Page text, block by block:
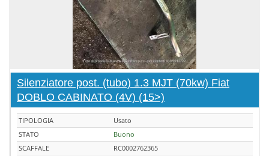
Silenziatore post. (tubo) 1.3 MJT (70kw) Fiat
DOBLO CABINATO (4V) (15>)
TIPOLOGIA
Usato
STATO
Buono
SCAFFALE
RC0002762365